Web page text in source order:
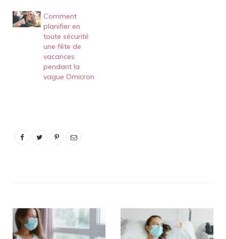
Comment
planifier en
toute sécurité
une fête de
vacances
pendant la
vague Omicron